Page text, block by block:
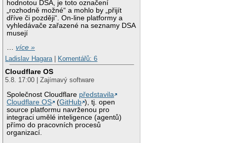
hodnotou DSA, je toto označení
„rozhodně možné“ a mohlo by „přijít
dříve či později“. On-line platformy a
vyhledávače zařazené na seznamy DSA
musejí
…více »
Ladislav Hagara
Komentářů: 6
Cloudflare OS
5.8. 17:00 | Zajímavý software
Společnost Cloudflare představila
Cloudflare OS
(GitHub ), tj. open
source platformu navrženou pro
integraci umělé inteligence (agentů)
přímo do pracovních procesů
organizací.